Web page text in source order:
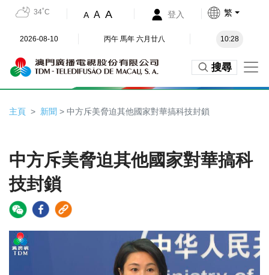
34˚C A A A 登入 繁
2026-08-10 丙午 馬年 六月廿八 10:28
搜尋
主頁 新聞 > 中方斥美脅迫其他國家對華搞科技封鎖
中方斥美脅迫其他國家對華搞科
技封鎖